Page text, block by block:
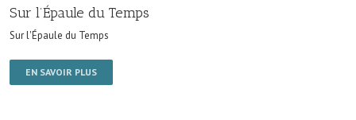
Sur l’Épaule du Temps
Sur l'Épaule du Temps
EN SAVOIR PLUS